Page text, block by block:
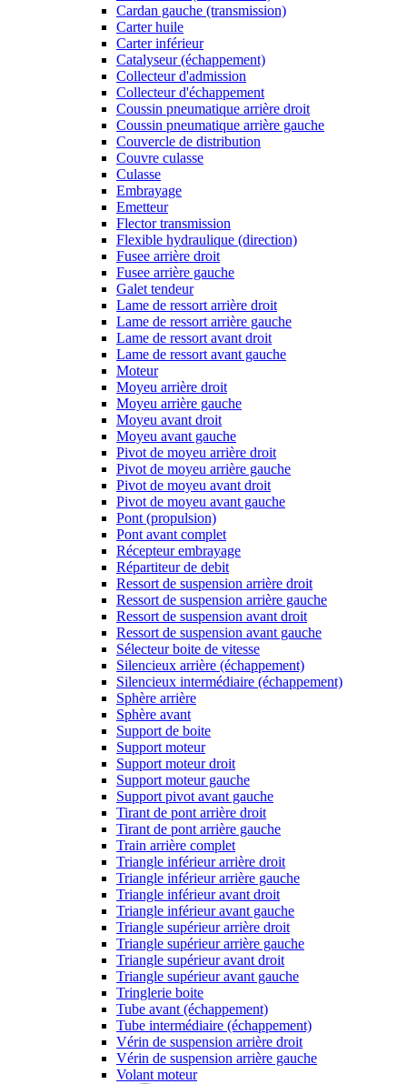
Cardan gauche (transmission)
Carter huile
Carter inférieur
Catalyseur (échappement)
Collecteur d'admission
Collecteur d'échappement
Coussin pneumatique arrière droit
Coussin pneumatique arrière gauche
Couvercle de distribution
Couvre culasse
Culasse
Embrayage
Emetteur
Flector transmission
Flexible hydraulique (direction)
Fusee arrière droit
Fusee arrière gauche
Galet tendeur
Lame de ressort arrière droit
Lame de ressort arrière gauche
Lame de ressort avant droit
Lame de ressort avant gauche
Moteur
Moyeu arrière droit
Moyeu arrière gauche
Moyeu avant droit
Moyeu avant gauche
Pivot de moyeu arrière droit
Pivot de moyeu arrière gauche
Pivot de moyeu avant droit
Pivot de moyeu avant gauche
Pont (propulsion)
Pont avant complet
Récepteur embrayage
Répartiteur de debit
Ressort de suspension arrière droit
Ressort de suspension arrière gauche
Ressort de suspension avant droit
Ressort de suspension avant gauche
Sélecteur boite de vitesse
Silencieux arrière (échappement)
Silencieux intermédiaire (échappement)
Sphère arrière
Sphère avant
Support de boite
Support moteur
Support moteur droit
Support moteur gauche
Support pivot avant gauche
Tirant de pont arrière droit
Tirant de pont arrière gauche
Train arrière complet
Triangle inférieur arrière droit
Triangle inférieur arrière gauche
Triangle inférieur avant droit
Triangle inférieur avant gauche
Triangle supérieur arrière droit
Triangle supérieur arrière gauche
Triangle supérieur avant droit
Triangle supérieur avant gauche
Tringlerie boite
Tube avant (échappement)
Tube intermédiaire (échappement)
Vérin de suspension arrière droit
Vérin de suspension arrière gauche
Volant moteur